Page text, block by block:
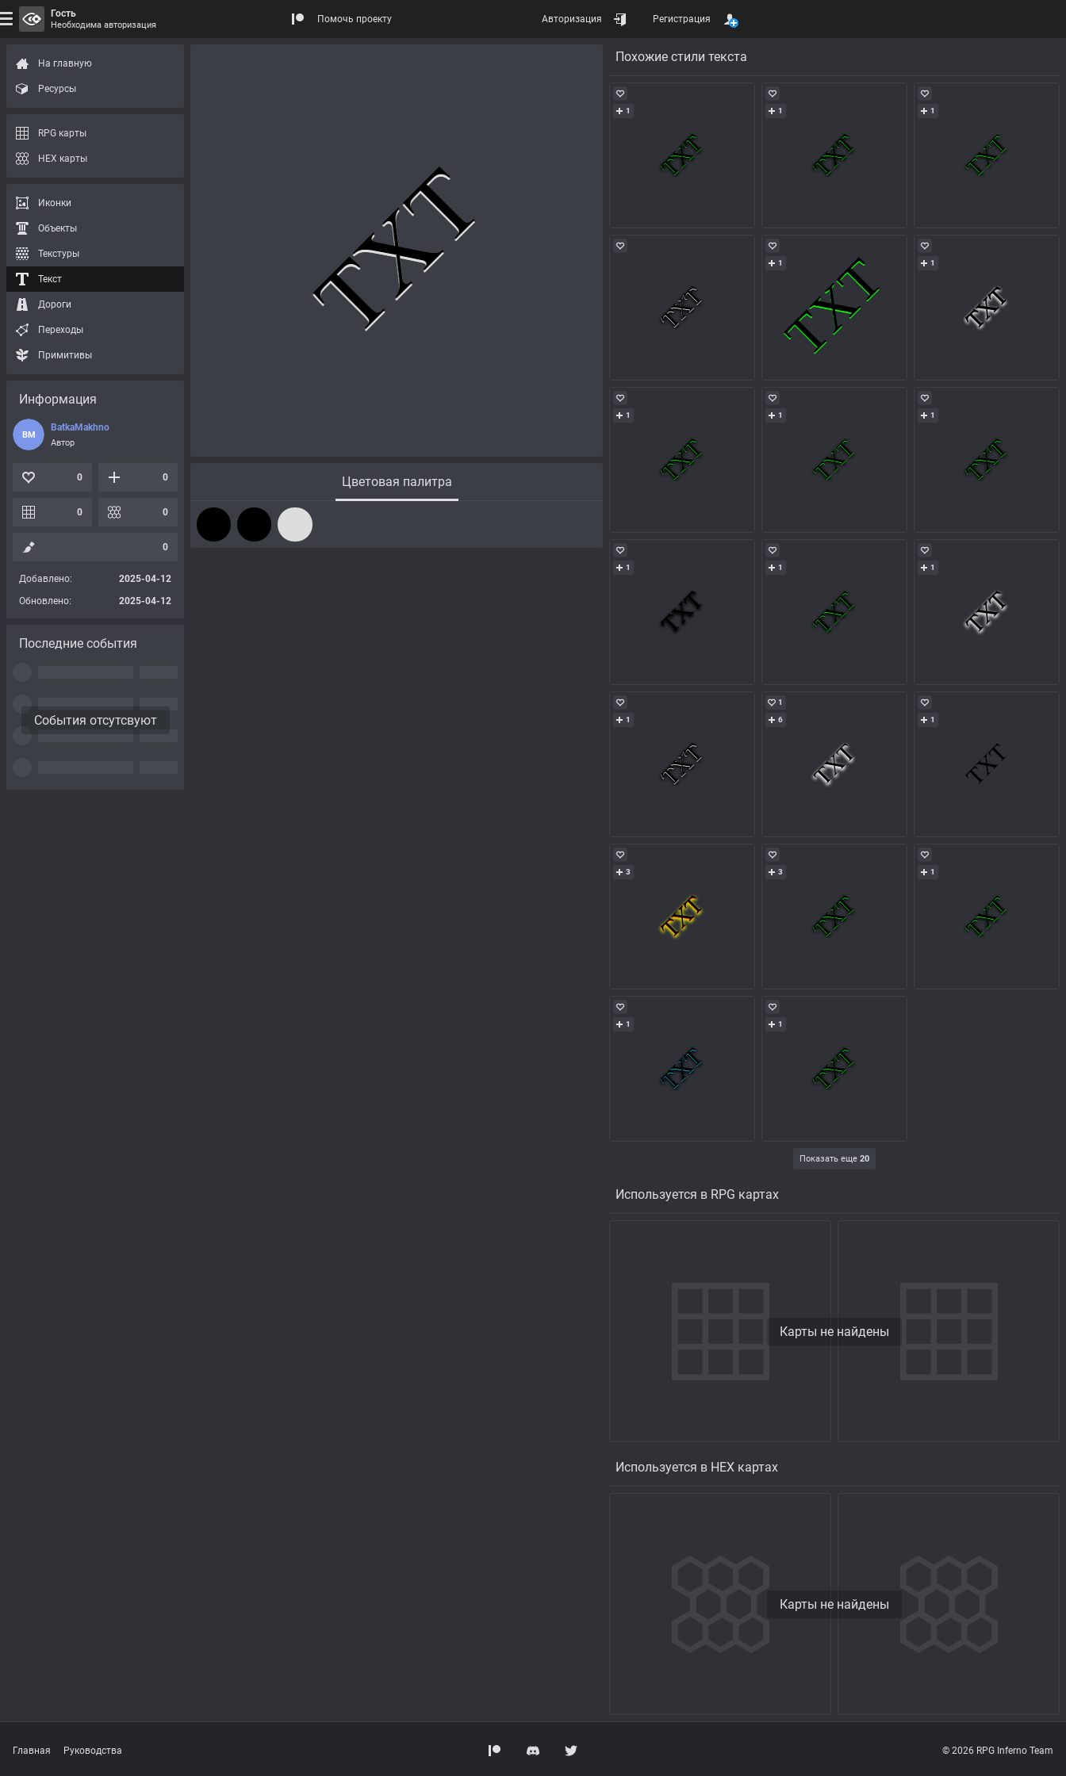
Цветовая палитра
Похожие стили текста
1 1 1
1 1
1 1 1
1 1 1
1
1
6
1
3 3 1
1 1
Показать еще 20
Используется в RPG картах
Карты не найдены
Используется в HEX картах
Карты не найдены
На главную
Ресурсы
RPG карты
HEX карты
Иконки
Объекты
Текстуры
Текст
Дороги
Переходы
Примитивы
Информация
BM
BatkaMakhno
Автор
0 0
0 0
0
Добавлено:
2025-04-12
Обновлено:
2025-04-12
Последние события
События отсутсвуют
Главная Руководства © 2026 RPG Inferno Team
Гость
Необходима авторизация
Помочь проекту Авторизация Регистрация